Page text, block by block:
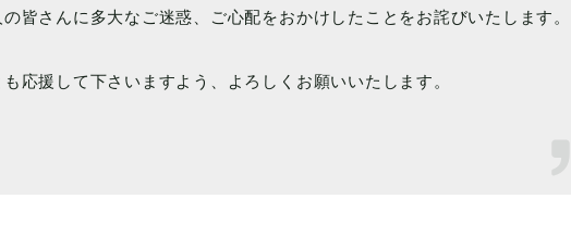
の皆さんに多大なご迷惑、ご心配をおかけしたことをお詫びいたします。
応援して下さいますよう、よろしくお願いいたします。